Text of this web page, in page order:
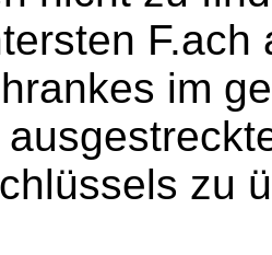
F.ach
im
zu